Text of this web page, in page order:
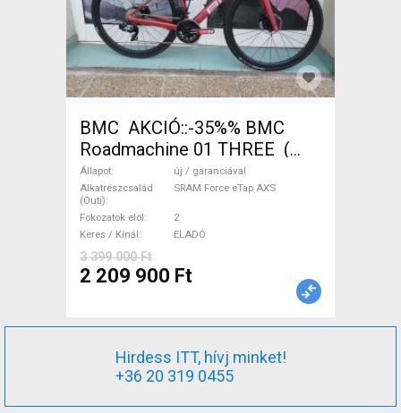
BMC AKCIÓ::-35%% BMC
Roadmachine 01 THREE (
54) Országúti SRAM Force
eTap AXS tárcsafék új /
garanciával ELADÓ
Állapot
új / garanciával
Alkatrészcsalád
(Outi)
SRAM Force eTap AXS
Fokozatok elöl
2
Keres / Kínál
ELADÓ
3 399 000 Ft
2 209 900 Ft
Hirdess ITT, hívj minket!
+36 20 319 0455